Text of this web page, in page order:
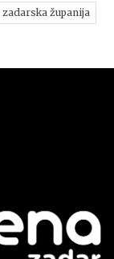
zadarska županija